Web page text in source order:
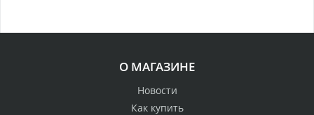
О МАГАЗИНЕ
Новости
Как купить